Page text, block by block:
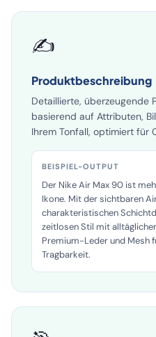
✍️
Produktbeschreibung
Detaillierte, überzeugende
basierend auf Attributen,
BEISPIEL-OUTPUT
Der Nike Air Max 90 ist
Ikone. Mit der sichtbaren
charakteristischen
zeitlosen Stil mit
Premium-Leder und Mesh
Tragbarkeit.